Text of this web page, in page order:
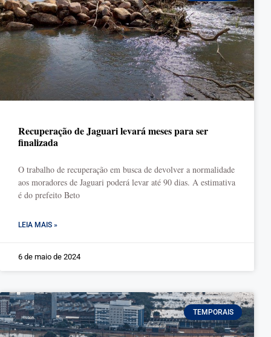
Recuperação de Jaguari levará meses para ser
finalizada
O trabalho de recuperação em busca de devolver a normalidade
aos moradores de Jaguari poderá levar até 90 dias. A estimativa
é do prefeito Beto
LEIA MAIS »
6 de maio de 2024
TEMPORAIS